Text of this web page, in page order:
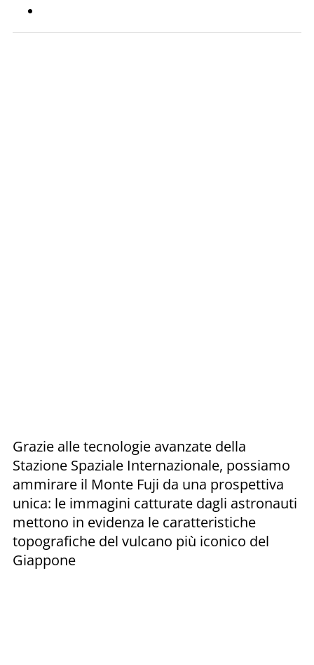
Grazie alle tecnologie avanzate della
Stazione Spaziale Internazionale, possiamo
ammirare il Monte Fuji da una prospettiva
unica: le immagini catturate dagli astronauti
mettono in evidenza le caratteristiche
topografiche del vulcano più iconico del
Giappone